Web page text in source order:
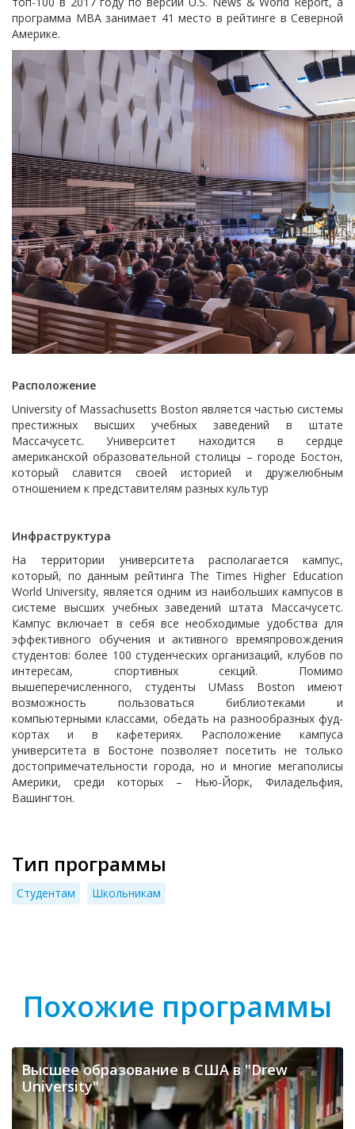
программа МВА занимает 41 место в рейтинге в Северной
Америке.
Расположение
University of Massachusetts Boston является частью системы
престижных высших учебных заведений в штате
Массачусетс. Университет находится в сердце
американской образовательной столицы – городе Бостон,
который славится своей историей и дружелюбным
отношением к представителям разных культур
Инфраструктура
На территории университета располагается кампус,
который, по данным рейтинга The Times Higher Education
World University, является одним из наибольших кампусов в
системе высших учебных заведений штата Массачусетс.
Кампус включает в себя все необходимые удобства для
эффективного обучения и активного времяпровождения
студентов: более 100 студенческих организаций, клубов по
интересам, спортивных секций. Помимо
вышеперечисленного, студенты UMass Boston имеют
возможность пользоваться библиотеками и
компьютерными классами, обедать на разнообразных фуд-
кортах и в кафетериях. Расположение кампуса
университета в Бостоне позволяет посетить не только
достопримечательности города, но и многие мегаполисы
Америки, среди которых – Нью-Йорк, Филадельфия,
Вашингтон.
Тип программы
Студентам Школьникам
Похожие программы
Высшее образование в США в "Drew
University"